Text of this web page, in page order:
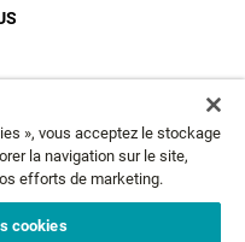
ABONNEZ-VOUS
», vous acceptez le stockage
la navigation sur le site,
efforts de marketing.
cookies